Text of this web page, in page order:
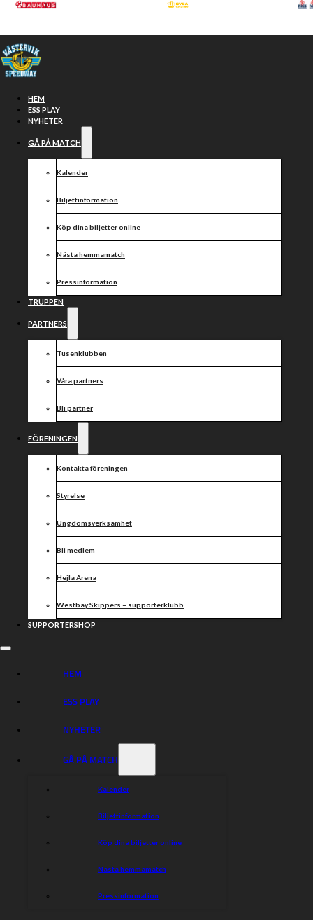
Hoppa till huvudinnehåll
HEM
ESS PLAY
NYHETER
GÅ PÅ MATCH
Kalender
Biljettinformation
Köp dina biljetter online
Nästa hemmamatch
Pressinformation
TRUPPEN
PARTNERS
Tusenklubben
Våra partners
Bli partner
FÖRENINGEN
Kontakta föreningen
Styrelse
Ungdomsverksamhet
Bli medlem
Hejla Arena
Westbay Skippers – supporterklubb
SUPPORTERSHOP
HEM
ESS PLAY
NYHETER
GÅ PÅ MATCH
Kalender
Biljettinformation
Köp dina biljetter online
Nästa hemmamatch
Pressinformation
Preliminär
laguppställning
Div 1 200712
i Gislaved,
OnepartnerGroup
Arena.
laguppställningen för samarbetslaget Nässjö.
Smederna och Örnarna.
Avon van Dyck
Foto: Anna-Karin Nilsson